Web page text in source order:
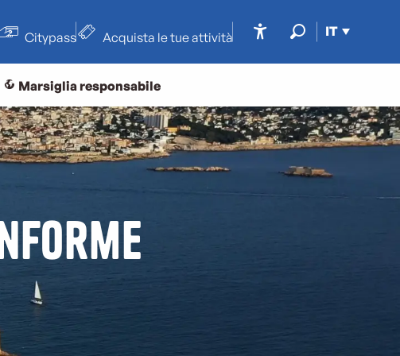
IT
Citypass Acquista le tue attività
Marsiglia responsabile